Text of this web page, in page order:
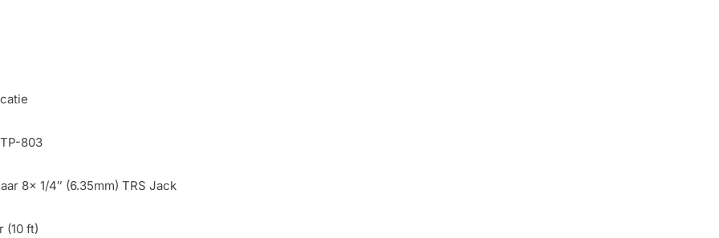
803
8x 1/4″ (6.35mm) TRS Jack
(10 ft)